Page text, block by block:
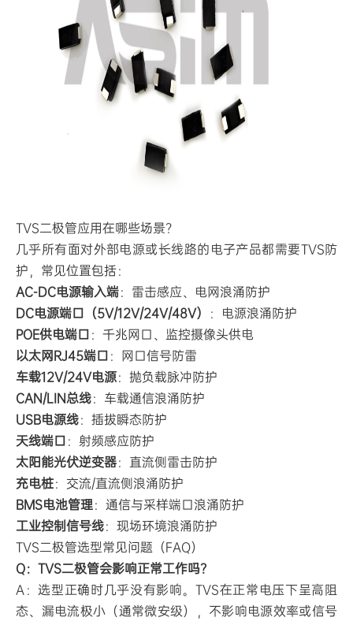
TVS二极管应用在哪些场景？
几乎所有面对外部电源或长线路的电子产品都需要TVS防
护，常见位置包括：
AC-DC电源输入端：雷击感应、电网浪涌防护
DC电源端口（5V/12V/24V/48V）
：电源浪涌防护
POE供电端口：千兆网口、监控摄像头供电
以太网RJ45端口：网口信号防雷
车载12V/24V电源：抛负载脉冲防护
CAN/LIN总线：车载通信浪涌防护
USB电源线：插拔瞬态防护
天线端口：射频感应防护
太阳能光伏逆变器：直流侧雷击防护
充电桩：交流/直流侧浪涌防护
BMS电池管理：通信与采样端口浪涌防护
工业控制信号线：现场环境浪涌防护
TVS二极管选型常见问题（FAQ）
Q：TVS二极管会影响正常工作吗？
A：选型正确时几乎没有影响。TVS在正常电压下呈高阻
态、漏电流极小（通常微安级），不影响电源效率或信号